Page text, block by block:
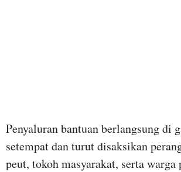
Penyaluran bantuan berlangsung di
setempat dan turut disaksikan
peut, tokoh masyarakat, serta warga